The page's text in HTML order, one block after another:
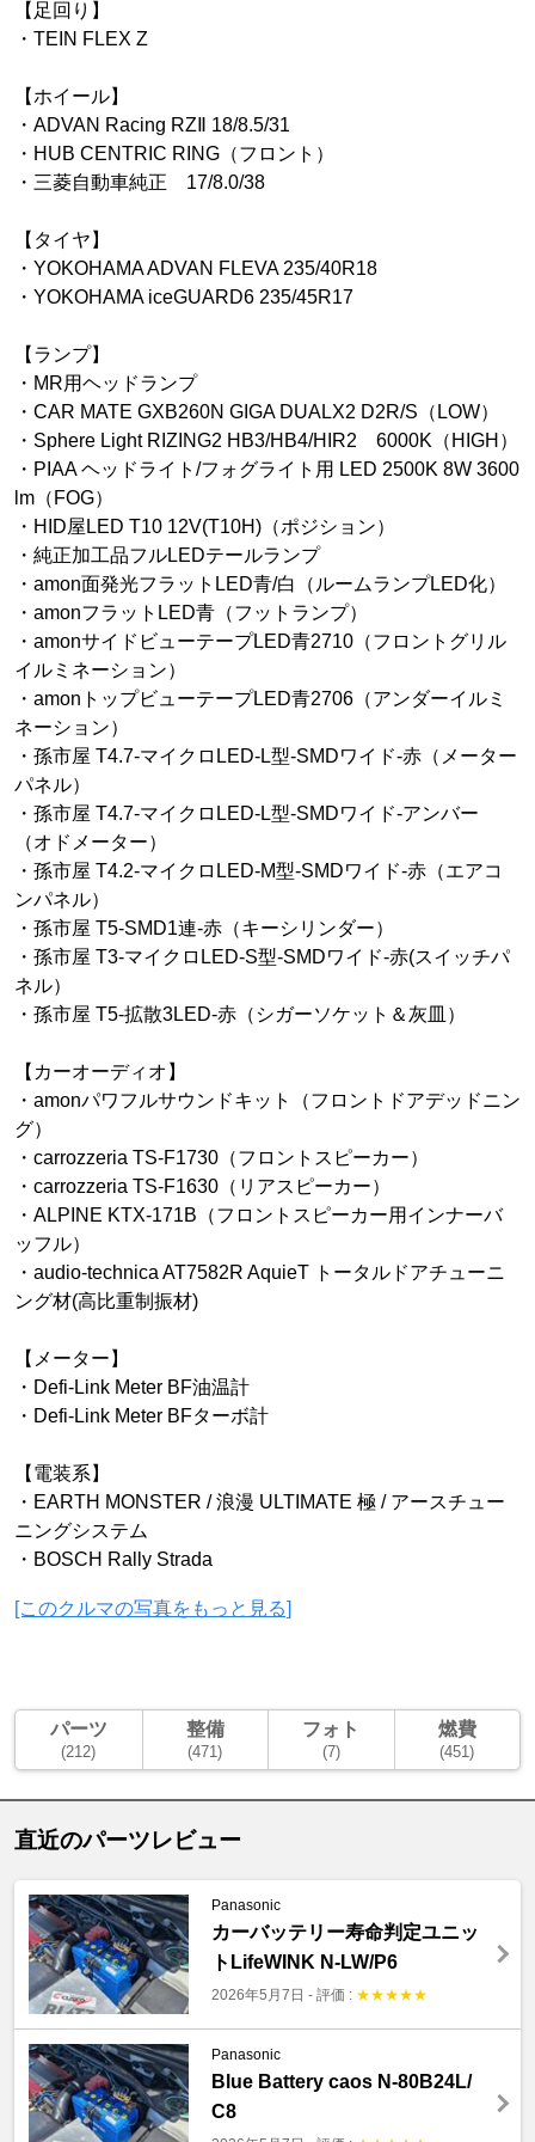
【足回り】
・TEIN FLEX Z
【ホイール】
・ADVAN Racing RZⅡ 18/8.5/31
・HUB CENTRIC RING（フロント）
・三菱自動車純正 17/8.0/38
【タイヤ】
・YOKOHAMA ADVAN FLEVA 235/40R18
・YOKOHAMA iceGUARD6 235/45R17
【ランプ】
・MR用ヘッドランプ
・CAR MATE GXB260N GIGA DUALX2 D2R/S（LOW）
・Sphere Light RIZING2 HB3/HB4/HIR2 6000K（HIGH）
・PIAA ヘッドライト/フォグライト用 LED 2500K 8W 3600
lm（FOG）
・HID屋LED T10 12V(T10H)（ポジション）
・純正加工品フルLEDテールランプ
・amon面発光フラットLED青/白（ルームランプLED化）
・amonフラットLED青（フットランプ）
・amonサイドビューテープLED青2710（フロントグリル
イルミネーション）
・amonトップビューテープLED青2706（アンダーイルミ
ネーション）
・孫市屋 T4.7-マイクロLED-L型-SMDワイド-赤（メーター
パネル）
・孫市屋 T4.7-マイクロLED-L型-SMDワイド-アンバー
（オドメーター）
・孫市屋 T4.2-マイクロLED-M型-SMDワイド-赤（エアコ
ンパネル）
・孫市屋 T5-SMD1連-赤（キーシリンダー）
・孫市屋 T3-マイクロLED-S型-SMDワイド-赤(スイッチパ
ネル）
・孫市屋 T5-拡散3LED-赤（シガーソケット＆灰皿）
【カーオーディオ】
・amonパワフルサウンドキット（フロントドアデッドニン
グ）
・carrozzeria TS-F1730（フロントスピーカー）
・carrozzeria TS-F1630（リアスピーカー）
・ALPINE KTX-171B（フロントスピーカー用インナーバ
ッフル）
・audio-technica AT7582R AquieT トータルドアチューニ
ング材(高比重制振材)
【メーター】
・Defi-Link Meter BF油温計
・Defi-Link Meter BFターボ計
【電装系】
・EARTH MONSTER / 浪漫 ULTIMATE 極 / アースチュー
ニングシステム
・BOSCH Rally Strada
[このクルマの写真をもっと見る]
パーツ
(212)
整備
(471)
フォト
(7)
燃費
(451)
直近のパーツレビュー
Panasonic
カーバッテリー寿命判定ユニッ
トLifeWINK N-LW/P6
2026年5月7日 - 評価 : ★★★★★
Panasonic
Blue Battery caos N-80B24L/
C8